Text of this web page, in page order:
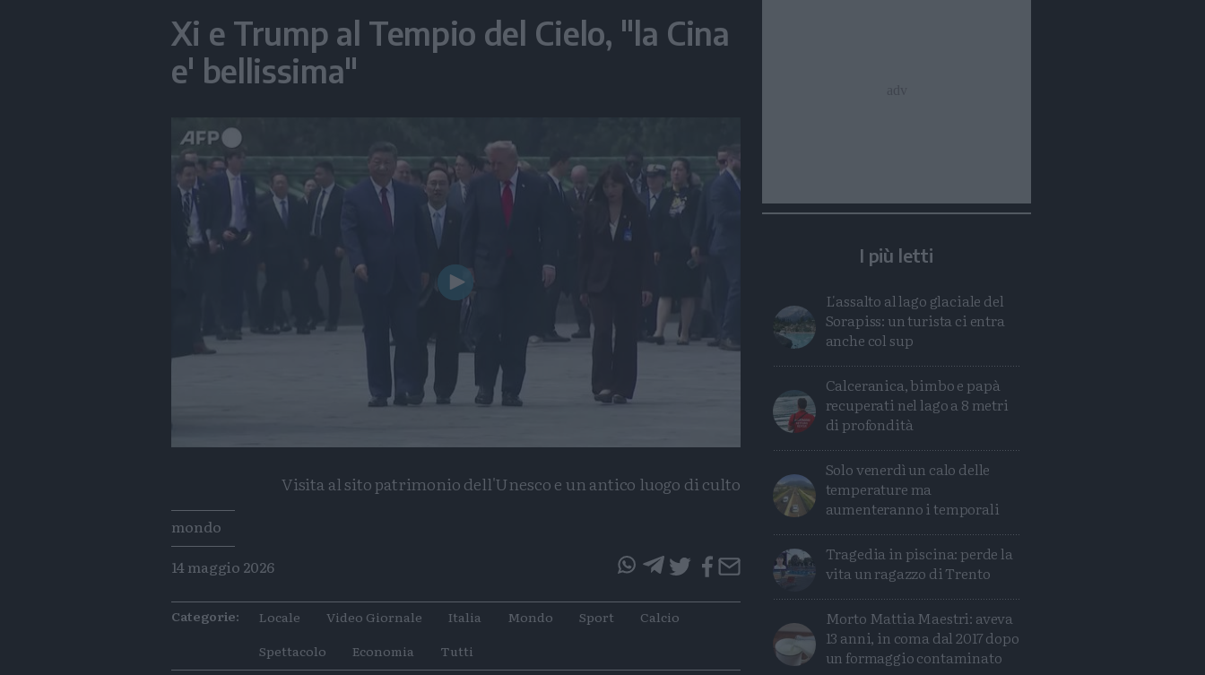
Xi e Trump al Tempio del Cielo, "la Cina
e' bellissima"
Play
Visita al sito patrimonio dell'Unesco e un antico luogo di culto
Tags
mondo
14 maggio 2026
Condividi
articolo
Condividi
articolo
TwitterCondividi
Mail
Categorie: Locale Video Giornale Italia Mondo Sport
Calcio
Spettacolo
Economia Tutti
I più letti
L'assalto al lago glaciale del
Sorapiss: un turista ci entra
anche col sup
Calceranica, bimbo e papà
recuperati nel lago a 8 metri
di profondità
Solo venerdì un calo delle
temperature ma
aumenteranno i temporali
Tragedia in piscina: perde la
vita un ragazzo di Trento
Morto Mattia Maestri: aveva
13 anni, in coma dal 2017 dopo
un formaggio contaminato